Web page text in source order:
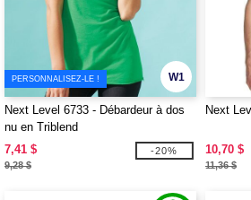
W1
PERSONNALISEZ-LE !
Next Level 6733 - Débardeur à dos
nu en Triblend
7,41 $
9,28 $
-20%
Next
10,70 $
11,36 $